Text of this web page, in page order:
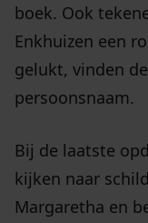
boek. Ook
Enkhuizen een
gelukt, vinden
persoonsnaam.
Bij de laatste
kijken naar
Margaretha en